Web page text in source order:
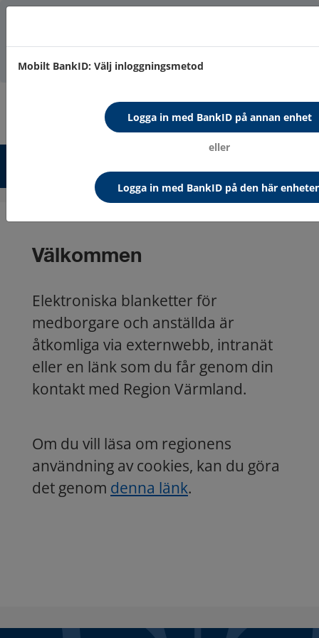
Mobilt BankID: Välj inloggningsmetod
Logga in med BankID på annan enhet
eller
Logga in med BankID på den här
Välkommen
Elektroniska blanketter för
medborgare och anställda är
åtkomliga via externwebb, intranät
eller en länk som du får genom din
kontakt med Region Värmland.
Om du vill läsa om regionens
användning av cookies, kan du göra
det genom denna länk.